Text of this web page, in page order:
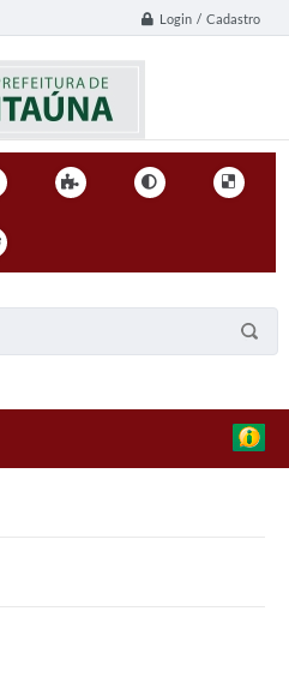
Login / Cadastro